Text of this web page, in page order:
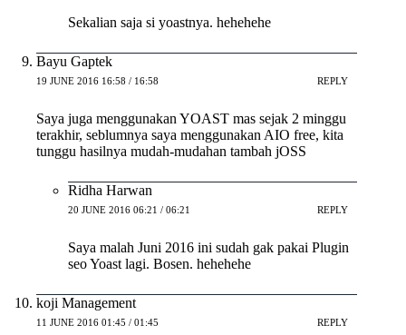
Sekalian saja si yoastnya. hehehehe
Bayu Gaptek
19 JUNE 2016 16:58 / 16:58 REPLY
Saya juga menggunakan YOAST mas sejak 2 minggu
terakhir, seblumnya saya menggunakan AIO free, kita
tunggu hasilnya mudah-mudahan tambah jOSS
Ridha Harwan
20 JUNE 2016 06:21 / 06:21 REPLY
Saya malah Juni 2016 ini sudah gak pakai Plugin
seo Yoast lagi. Bosen. hehehehe
koji Management
11 JUNE 2016 01:45 / 01:45 REPLY